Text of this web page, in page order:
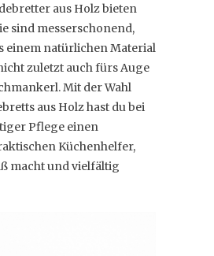
aus Holz bieten
sind messerschonend,
einem natürlichen Material
zuletzt auch fürs Auge
Mit der Wahl
aus Holz hast du bei
Pflege einen
Küchenhelfer,
macht und vielfältig